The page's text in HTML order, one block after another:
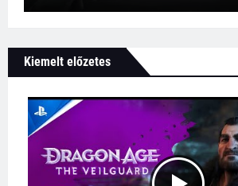
Kiemelt előzetes